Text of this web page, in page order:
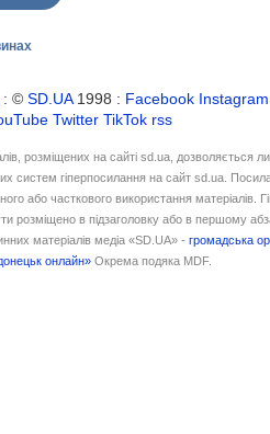
: ©SD.UA1998 : Facebook Instagram
Twitter TikTok rss
розміщених на сайті sd.ua, дозволяється
систем гіперпосилання на сайт sd.ua.
або часткового використання матеріалів.
розміщено в підзаголовку або в першому
матеріалів медіа «SD.UA» -громадська
онлайн» Окрема подяка MDF.